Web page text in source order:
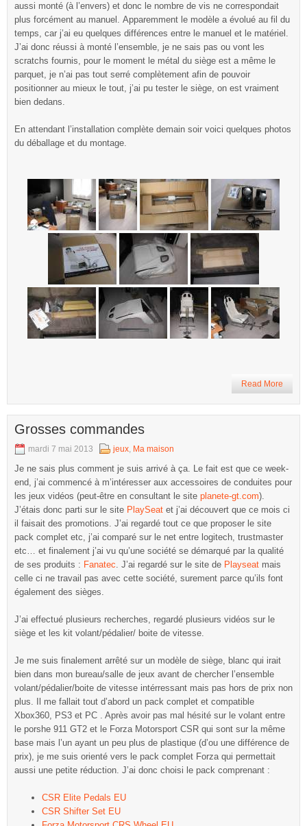
aussi monté (à l’envers) et donc le nombre de vis ne correspondait
plus forcément au manuel. Apparemment le modèle a évolué au fil du
temps, car j’ai eu quelques différences entre le manuel et le matériel.
J’ai donc réussi à monté l’ensemble, je ne sais pas ou vont les
scratchs fournis, pour le moment le métal du siège est a même le
parquet, je n’ai pas tout serré complètement afin de pouvoir
positionner au mieux le tout, j’ai pu tester le siège, on est vraiment
bien dedans.
En attendant l’installation complète demain soir voici quelques photos
du déballage et du montage.
Read More
Grosses commandes
mardi 7 mai 2013 jeux, Ma maison
Je ne sais plus comment je suis arrivé à ça. Le fait est que ce week-
end, j’ai commencé à m’intéresser aux accessoires de conduites pour
les jeux vidéos (peut-être en consultant le site planete-gt.com).
J’étais donc parti sur le site PlaySeat et j’ai découvert que ce mois ci
il faisait des promotions. J’ai regardé tout ce que proposer le site
pack complet etc, j’ai comparé sur le net entre logitech, trustmaster
etc… et finalement j’ai vu qu’une société se démarqué par la qualité
de ses produits : Fanatec. J’ai regardé sur le site de Playseat mais
celle ci ne travail pas avec cette société, surement parce qu’ils font
également des sièges.
J’ai effectué plusieurs recherches, regardé plusieurs vidéos sur le
siège et les kit volant/pédalier/ boite de vitesse.
Je me suis finalement arrêté sur un modèle de siège, blanc qui irait
bien dans mon bureau/salle de jeux avant de chercher l’ensemble
volant/pédalier/boite de vitesse intérressant mais pas hors de prix non
plus. Il me fallait tout d’abord un pack complet et compatible
Xbox360, PS3 et PC . Après avoir pas mal hésité sur le volant entre
le porshe 911 GT2 et le Forza Motorsport CSR qui sont sur la même
base mais l’un ayant un peu plus de plastique (d’ou une différence de
prix), je me suis orienté vers le pack complet Forza qui permettait
aussi une petite réduction. J’ai donc choisi le pack comprenant :
CSR Elite Pedals EU
CSR Shifter Set EU